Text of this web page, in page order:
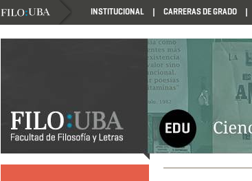
INSTITUCIONAL CARRERAS DE GRADO
HTTP://EDUCACION.FILO.UBA.AR/PROGRAMACION1985